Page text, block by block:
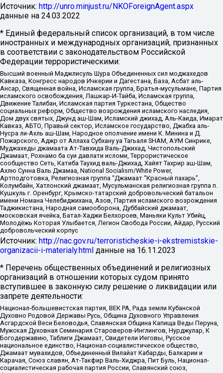
Источник: http://unro.minjust.ru/NKOForeignAgent.aspx
данные на 24.03.2022
* Единый федеральный список организаций, в том числе
иностранных и международных организаций, признанных
в соответствии с законодательством Российской
Федерации террористическими:
Высший военный Маджлисуль Шура Объединенных сил моджахедов
Кавказа, Конгресс народов Ичкерии и Дагестана, База, Асбат аль-
Ансар, Священная война, Исламская группа, Братья-мусульмане, Партия
исламского освобождения, Лашкар-И-Тайба, Исламская группа,
Движение Талибан, Исламская партия Туркестана, Общество
социальных реформ, Общество возрождения исламского наследия,
Дом двух святых, Джунд аш-Шам, Исламский джихад, Аль-Каида, Имарат
Кавказ, АБТО, Правый сектор, Исламское государство, Джабха аль-
Нусра ли-Ахль аш-Шам, Народное ополчение имени К. Минина и Д.
Пожарского, Аджр от Аллаха Субхану уа Тагьаля SHAM, АУМ Синрике,
Муджахеды джамаата Ат-Тавхида Валь-Джихад, Чистопольский
Джамаат, Рохнамо ба суи давлати исломи, Террористическое
сообщество Сеть, Катиба Таухид валь-Джихад, Хайят Тахрир аш-Шам,
Ахлю Сунна Валь Джамаа, National Socialism/White Power,
Артподготовка, Религиозная группа “Джамаат “Красный пахарь”,
Колумбайн, Хатлонский джамаат, Мусульманская религиозная группа п.
Кушкуль г. Оренбург, Крымско-татарский добровольческий батальон
имени Номана Челебиджихана, Азов, Партия исламского возрождения
Таджикистана, Народная самооборона, Дуббайский джамаат,
московская ячейка, Батал-Хаджи Белхороев, Маньяки Культ Убийц,
Молодёжь Которая Улыбается, Легион Свобода России, Айдар, Русский
добровольческий корпус
Источник: http://nac.gov.ru/terroristicheskie-i-ekstremistskie-
organizacii-i-materialy.html данные на 16.11.2023
* Перечень общественных объединений и религиозных
организаций в отношении которых судом принято
вступившее в законную силу решение о ликвидации или
запрете деятельности:
Национал-большевистская партия, ВЕК РА, Рада земли Кубанской
Духовно Родовой Державы Русь, Община Духовного Управления
Асгардской Веси Беловодья, Славянская Община Капища Веды Перуна,
Мужская Духовная Семинария Староверов-Инглингов, Нурджулар, К
Богодержавию, Таблиги Джамаат, Свидетели Иеговы, Русское
национальное единство, Национал-социалистическое общество,
Джамаат мувахидов, Объединенный Вилайат Кабарды, Балкарии и
Карачая, Союз славян, Ат-Такфир Валь-Хиджра, Пит Буль, Национал-
социалистическая рабочая партия России, Славянский союз,